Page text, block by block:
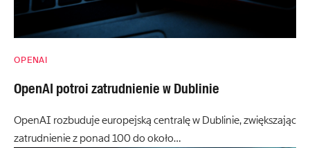
OPENAI
OpenAI potroi zatrudnienie w Dublinie
OpenAI rozbuduje europejską centralę w Dublinie, zwiększając
zatrudnienie z ponad 100 do około…